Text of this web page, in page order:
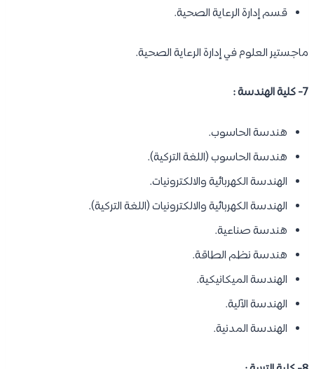
قسم إدارة الرعاية الصحية.
ماجستير العلوم في إدارة الرعاية الصحية.
7- كلية الهندسة :
هندسة الحاسوب.
هندسة الحاسوب (اللغة التركية).
الهندسة الكهربائية والالكترونيات.
الهندسة الكهربائية والالكترونيات (اللغة التركية).
هندسة صناعية.
هندسة نظم الطاقة.
الهندسة الميكانيكية.
الهندسة الآلية.
الهندسة المدنية.